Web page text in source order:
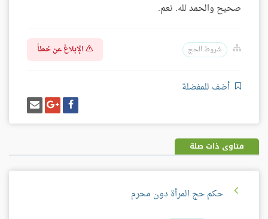
صحيح والحمد لله. نعم.
شروط الحج الإبلاغ عن خطأ
أضف للمفضلة
شارك
على
فيسبوك
شارك
على
غوغل
بلس
إرسل
إيميل
فتاوى ذات صلة
حكم حج المرأة دون محرم